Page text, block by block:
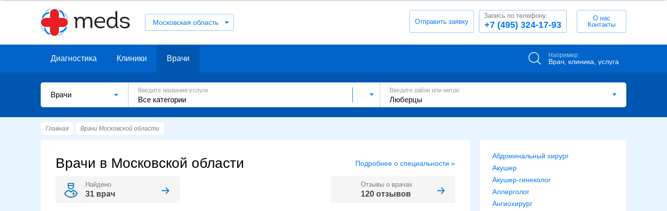
Московская область Отправить заявку +7 (495) 324-17-93
Запись по телефону:
О нас
Контакты
Диагностика Клиники Врачи Например:
Врач, клиника, услуга
Врачи
Введите название услуги Введите район или метро
Главная Врачи Московской области
Врачи в Московской области Подробнее о специальности »
Найдено
31 врач
Отзывы о врачах
120 отзывов
Абдоминальный хирург
Акушер
Акушер-гинеколог
Аллерголог
Ангиохирург